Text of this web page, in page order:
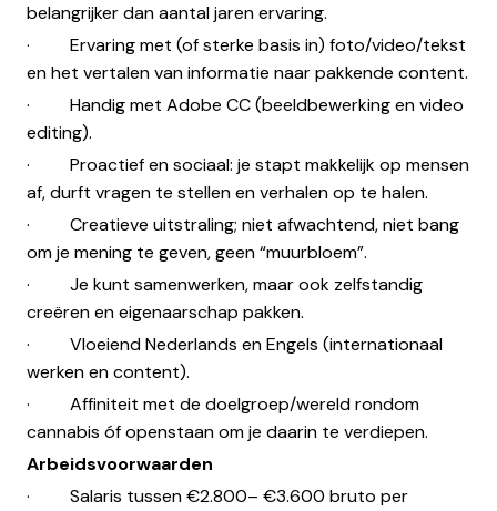
belangrijker dan aantal jaren ervaring.
· Ervaring met (of sterke basis in) foto/video/tekst
en het vertalen van informatie naar pakkende content.
· Handig met Adobe CC (beeldbewerking en video
editing).
· Proactief en sociaal: je stapt makkelijk op mensen
af, durft vragen te stellen en verhalen op te halen.
· Creatieve uitstraling; niet afwachtend, niet bang
om je mening te geven, geen “muurbloem”.
· Je kunt samenwerken, maar ook zelfstandig
creëren en eigenaarschap pakken.
· Vloeiend Nederlands en Engels (internationaal
werken en content).
· Affiniteit met de doelgroep/wereld rondom
cannabis óf openstaan om je daarin te verdiepen.
Arbeidsvoorwaarden
· Salaris tussen €2.800– €3.600 bruto per